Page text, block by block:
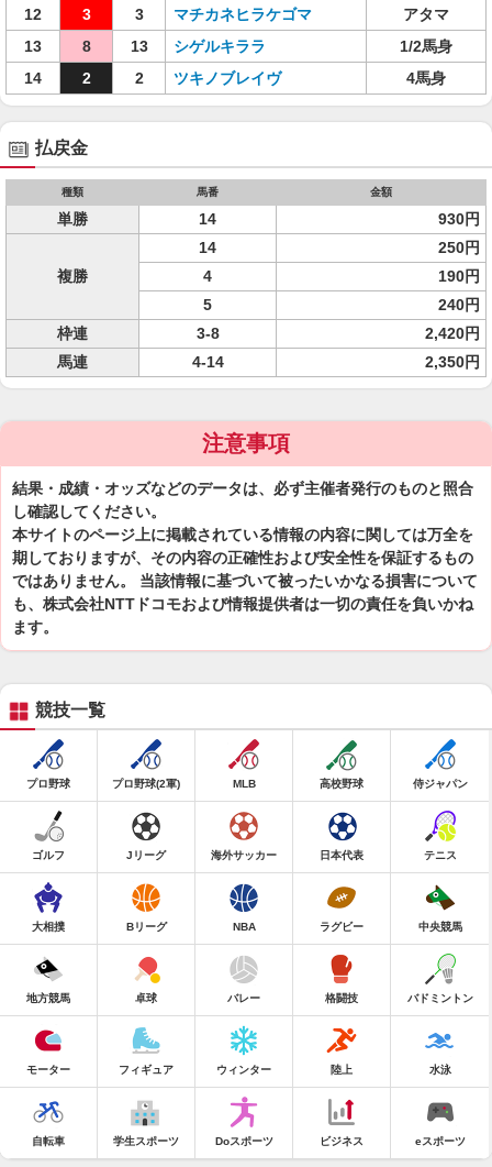
12
3 3 マチカネヒラケゴマ
アタマ
13
8 13 シゲルキララ
1/2馬身
14
2 2 ツキノブレイヴ 4馬身
払戻金
種類 馬番 金額
単勝 14 930円
複勝
14
250円
4
190円
5
240円
枠連
3-8
2,420円
馬連
4-14 2,350円
注意事項
結果・成績・オッズなどのデータは、必ず主催者発行のものと照合
し確認してください。
本サイトのページ上に掲載されている情報の内容に関しては万全を
期しておりますが、その内容の正確性および安全性を保証するもの
ではありません。 当該情報に基づいて被ったいかなる損害について
も、株式会社NTTドコモおよび情報提供者は一切の責任を負いかね
ます。
競技一覧
プロ野球 プロ野球(2軍) MLB 高校野球 侍ジャパン
ゴルフ Jリーグ 海外サッカー 日本代表 テニス
大相撲 Bリーグ NBA ラグビー 中央競馬
地方競馬 卓球 バレー 格闘技 バドミントン
モーター フィギュア ウィンター 陸上 水泳
自転車 学生スポーツ Doスポーツ ビジネス eスポーツ